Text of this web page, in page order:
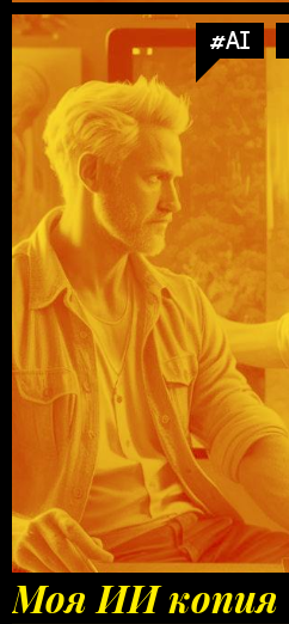
#AI
Моя ИИ копия